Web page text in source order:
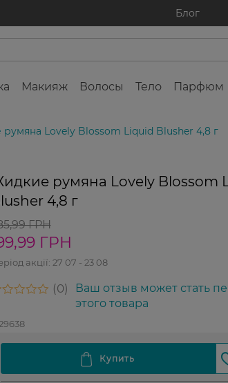
Блог
Макияж Волосы Тело Парфюм
Lovely Blossom Liquid Blusher 4,8 г
румяна Lovely Blossom
4,8 г
ГРН
ГРН
акції: 27 07 - 23 08
0
Ваш отзыв может стать
этого товара